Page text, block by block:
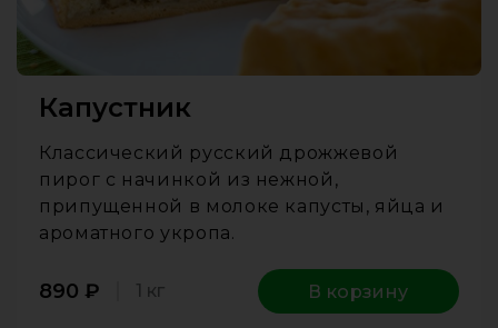
Капустник
Классический русский дрожжевой
пирог с начинкой из нежной,
припущенной в молоке капусты, яйца и
ароматного укропа.
890 ₽ 1 кг В корзину